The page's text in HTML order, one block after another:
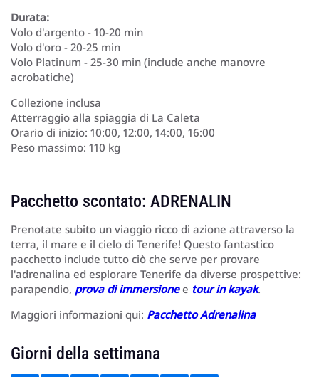
Durata:
Volo d'argento - 10-20 min
Volo d'oro - 20-25 min
Volo Platinum - 25-30 min (include anche manovre
acrobatiche)
Collezione inclusa
Atterraggio alla spiaggia di La Caleta
Orario di inizio: 10:00, 12:00, 14:00, 16:00
Peso massimo: 110 kg
Pacchetto scontato: ADRENALIN
Prenotate subito un viaggio ricco di azione attraverso la
terra, il mare e il cielo di Tenerife! Questo fantastico
pacchetto include tutto ciò che serve per provare
l'adrenalina ed esplorare Tenerife da diverse prospettive:
parapendio, prova di immersionee tour in kayak.
Maggiori informazioni qui: Pacchetto Adrenalina
Giorni della settimana